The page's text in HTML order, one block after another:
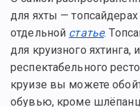
для яхты —
отдельной статье.
для круизного яхтинга,
респектабельного
круизе вы можете
обувью, кроме